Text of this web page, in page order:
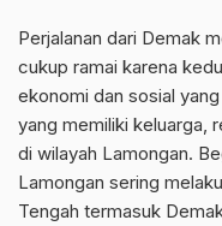
Perjalanan dari Demak
cukup ramai karena
ekonomi dan sosial
yang memiliki keluarga,
di wilayah Lamongan.
Lamongan sering
Tengah termasuk